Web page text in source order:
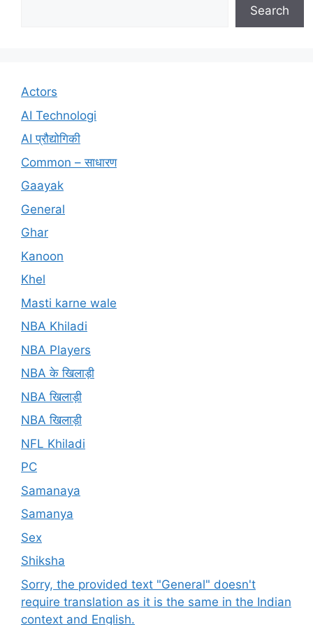
Search
Actors
AI Technologi
AI प्रौद्योगिकी
Common – साधारण
Gaayak
General
Ghar
Kanoon
Khel
Masti karne wale
NBA Khiladi
NBA Players
NBA के खिलाड़ी
NBA खिलाड़ी
NBA खिलाड़ी
NFL Khiladi
PC
Samanaya
Samanya
Sex
Shiksha
Sorry, the provided text "General" doesn't
require translation as it is the same in the Indian
context and English.